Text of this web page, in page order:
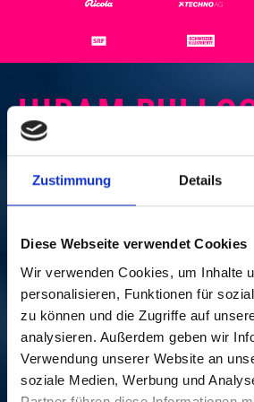
Zustimmung Details
Diese Webseite verwendet Cookies
Wir verwenden Cookies, um Inhalte
personalisieren, Funktionen für
zu können und die Zugriffe auf
analysieren. Außerdem geben wir
Verwendung unserer Website an
soziale Medien, Werbung und
HIRAM
GROUP
FR, 09. NOV.
UHR |
Festsaal Messe Basel
Bo Diddley – dieser Künstler aus
Mississippi – ist ein absolutes
authentischem Rock’n’Roll und
Mann mit den selbstgebauten,
Instrumenten und dem ureigenen,